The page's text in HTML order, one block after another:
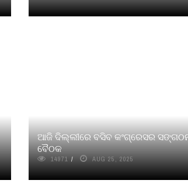
ଆଜି ଦିଲ୍ଲୀରେ ବସିବ କଂଗ୍ରେସର
ବୈଠକ
14971 AUG 25, 2025